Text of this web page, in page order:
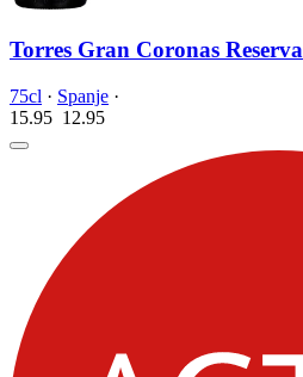
Torres Gran Coronas Reserva
75cl · Spanje ·
15.95 12.95